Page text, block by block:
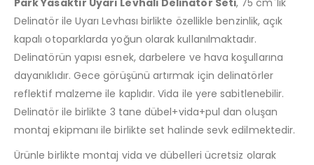
Delinatör ile Uyarı Levhası birlikte özellikle benzinlik, açık
kapalı otoparklarda yoğun olarak kullanılmaktadır.
Delinatörün yapısı esnek, darbelere ve hava koşullarına
dayanıklıdır. Gece görüşünü artırmak için delinatörler
reflektif malzeme ile kaplıdır. Vida ile yere sabitlenebilir.
Delinatör ile birlikte 3 tane dübel+vida+pul dan oluşan
montaj ekipmanı ile birlikte set halinde sevk edilmektedir.
Ürünle birlikte montaj vida ve dübelleri ücretsiz olarak